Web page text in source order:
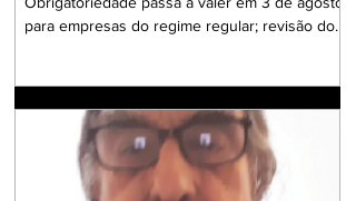
para empresas do regime regular; revisão dos
Fazenda passará a rejeitar a emissão de NF-e
e NFC-e que não contenham o preenchimento
dos campos relativos ao Imposto sobre Bens e
Serviços (IBS) e à Contribuição sobre Bens e